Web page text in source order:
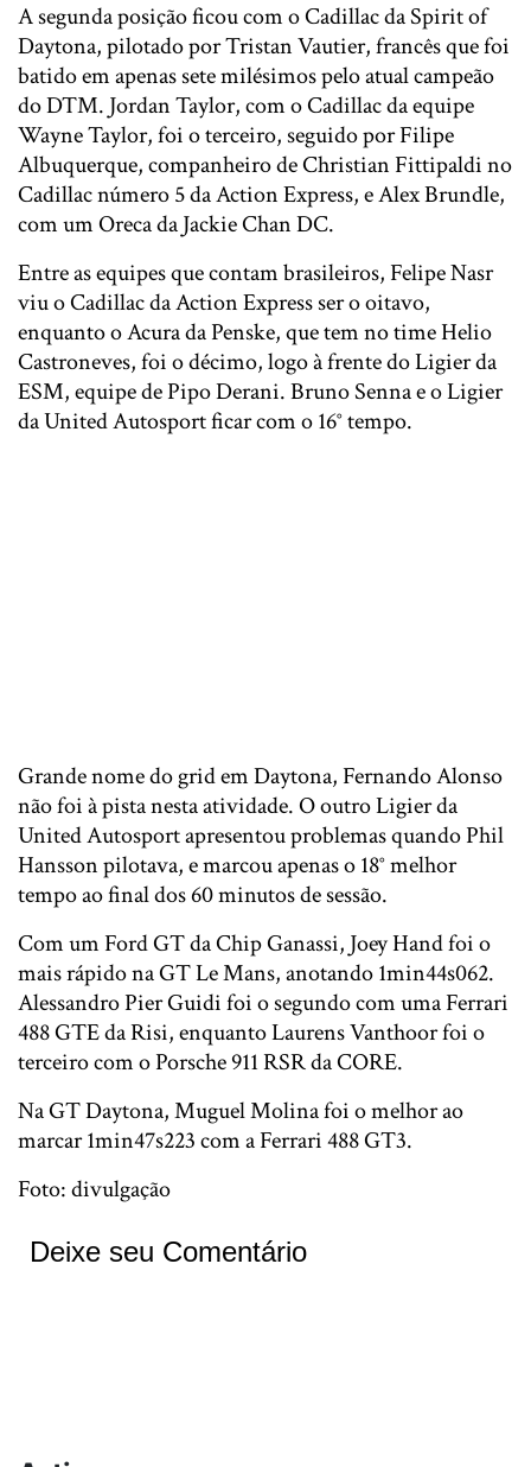
A segunda posição ficou com o Cadillac da Spirit of
Daytona, pilotado por Tristan Vautier, francês que foi
batido em apenas sete milésimos pelo atual campeão
do DTM. Jordan Taylor, com o Cadillac da equipe
Wayne Taylor, foi o terceiro, seguido por Filipe
Albuquerque, companheiro de Christian Fittipaldi no
Cadillac número 5 da Action Express, e Alex Brundle,
com um Oreca da Jackie Chan DC.
Entre as equipes que contam brasileiros, Felipe Nasr
viu o Cadillac da Action Express ser o oitavo,
enquanto o Acura da Penske, que tem no time Helio
Castroneves, foi o décimo, logo à frente do Ligier da
ESM, equipe de Pipo Derani. Bruno Senna e o Ligier
da United Autosport ficar com o 16° tempo.
Grande nome do grid em Daytona, Fernando Alonso
não foi à pista nesta atividade. O outro Ligier da
United Autosport apresentou problemas quando Phil
Hansson pilotava, e marcou apenas o 18° melhor
tempo ao final dos 60 minutos de sessão.
Com um Ford GT da Chip Ganassi, Joey Hand foi o
mais rápido na GT Le Mans, anotando 1min44s062.
Alessandro Pier Guidi foi o segundo com uma Ferrari
488 GTE da Risi, enquanto Laurens Vanthoor foi o
terceiro com o Porsche 911 RSR da CORE.
Na GT Daytona, Muguel Molina foi o melhor ao
marcar 1min47s223 com a Ferrari 488 GT3.
Foto: divulgação
Deixe seu Comentário